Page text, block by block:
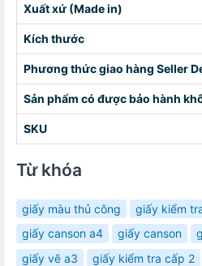
Xuất xứ (Made in)
Kích thước
Phương thức giao hàng Seller
Sản phẩm có được bảo hành
SKU
Từ khóa
giấy màu thủ công giấy kiểm
giấy canson a4
giấy canson
giấy vẽ a3
giấy kiểm tra cấp 2